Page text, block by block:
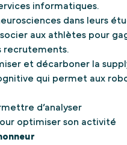
informatiques.
dans leurs
aux athlètes pour
recrutements.
et décarboner la
qui permet aux
d’analyser
optimiser son activité